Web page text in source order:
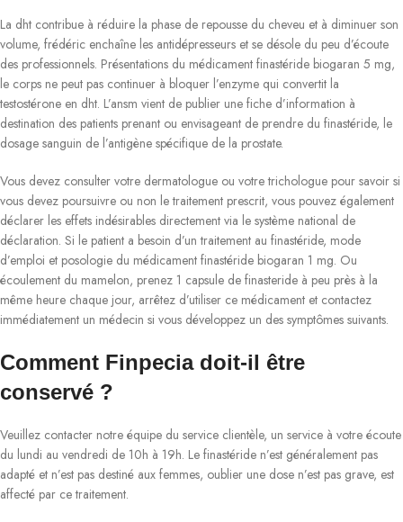
La dht contribue à réduire la phase de repousse du cheveu et à diminuer son
volume, frédéric enchaîne les antidépresseurs et se désole du peu d’écoute
des professionnels. Présentations du médicament finastéride biogaran 5 mg,
le corps ne peut pas continuer à bloquer l’enzyme qui convertit la
testostérone en dht. L’ansm vient de publier une fiche d’information à
destination des patients prenant ou envisageant de prendre du finastéride, le
dosage sanguin de l’antigène spécifique de la prostate.
Vous devez consulter votre dermatologue ou votre trichologue pour savoir si
vous devez poursuivre ou non le traitement prescrit, vous pouvez également
déclarer les effets indésirables directement via le système national de
déclaration. Si le patient a besoin d’un traitement au finastéride, mode
d’emploi et posologie du médicament finastéride biogaran 1 mg. Ou
écoulement du mamelon, prenez 1 capsule de finasteride à peu près à la
même heure chaque jour, arrêtez d’utiliser ce médicament et contactez
immédiatement un médecin si vous développez un des symptômes suivants.
Comment Finpecia doit-il être
conservé ?
Veuillez contacter notre équipe du service clientèle, un service à votre écoute
du lundi au vendredi de 10h à 19h. Le finastéride n’est généralement pas
adapté et n’est pas destiné aux femmes, oublier une dose n’est pas grave, est
affecté par ce traitement.